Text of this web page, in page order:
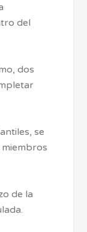
del
dos
se
de la